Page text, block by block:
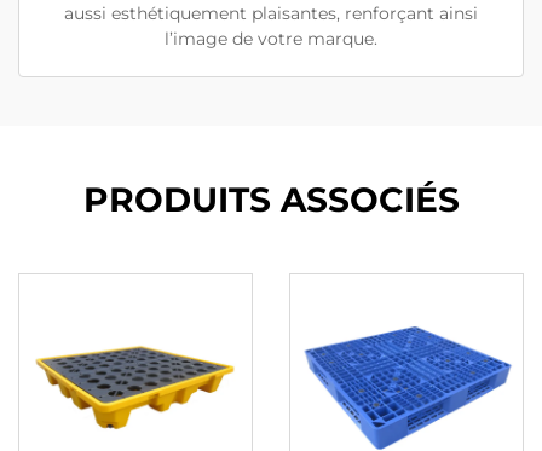
aussi esthétiquement plaisantes, renforçant ainsi
l’image de votre marque.
PRODUITS ASSOCIÉS